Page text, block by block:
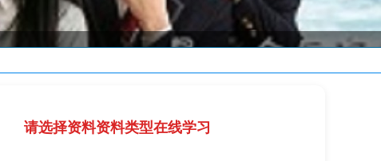
请选择资料资料类型在线学习